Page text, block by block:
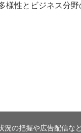
様性とビジネス分
況の把握や広告配信